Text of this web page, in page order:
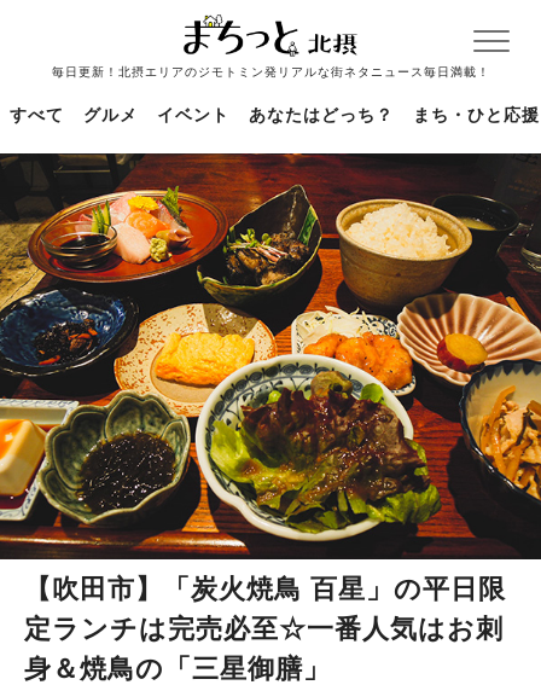
毎日更新！北摂エリアのジモトミン発リアルな街ネタニュース毎日満載！
すべて グルメ イベント あなたはどっち？ まち・ひと応援
【吹田市】「炭火焼鳥 百星」の平日限
定ランチは完売必至☆一番人気はお刺
身＆焼鳥の「三星御膳」